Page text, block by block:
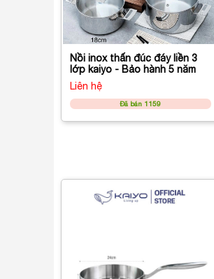
Nồi inox thấn đúc đáy liền 3
lớp kaiyo - Bảo hành 5 năm
Liên hệ
Đã bán 1159